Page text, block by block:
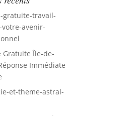
gratuite-travail-
avenir-
Gratuite Île-de-
Immédiate
et-theme-astral-